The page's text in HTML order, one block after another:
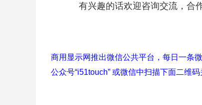
有兴趣的话欢迎咨询交流，合
商用显示网推出微信公共平台，每日一条
公众号“i51touch” 或微信中扫描下面二维